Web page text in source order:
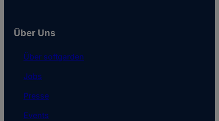
Über Uns
Über softgarden
Jobs
Presse
Events